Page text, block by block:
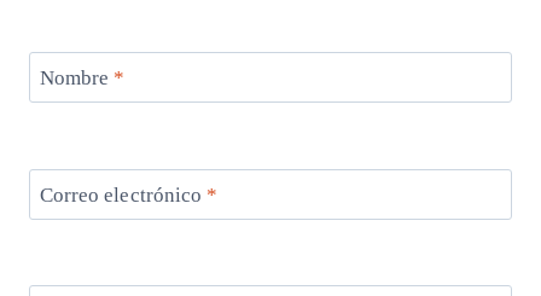
Nombre *
Correo electrónico *